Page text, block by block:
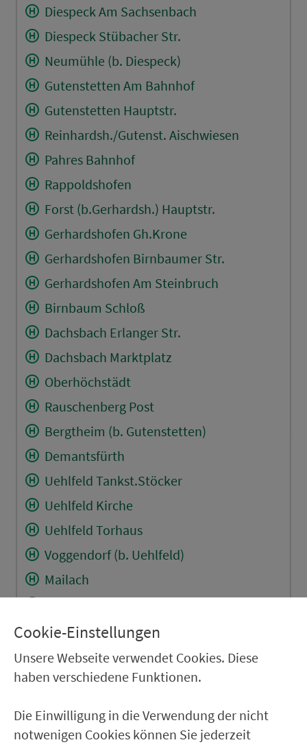
Diespeck Am Sachsenbach
Diespeck Stübacher Str.
Neumühle (b. Diespeck)
Gutenstetten Am Bahnhof
Gutenstetten Hauptstr.
Reinhardsh./Gutenst. Aischwiesen
Pahres Bahnhof
Rappoldshofen
Forst (b.Gerhardsh.) Hauptstr.
Gerhardshofen Gh.Krone
Gerhardshofen Birnbaumer Str.
Gerhardshofen Am Steinbruch
Birnbaum Schloß
Dachsbach Erlanger Str.
Dachsbach Marktplatz
Oberhöchstädt
Rauschenberg Post
Bergtheim (b. Gutenstetten)
Demantsfürth
Uehlfeld Tankst.Stöcker
Uehlfeld Kirche
Uehlfeld Torhaus
Voggendorf (b. Uehlfeld)
Mailach
Höchstadt (A) Realschule
Höchstadt (A) Aischwiese
Höchstadt (A) Schillerplatz
Etzelskirchen Schule
Cookie-Einstellungen
Unsere Webseite verwendet Cookies. Diese
haben verschiedene Funktionen.
Die Einwilligung in die Verwendung der nicht
notwenigen Cookies können Sie jederzeit